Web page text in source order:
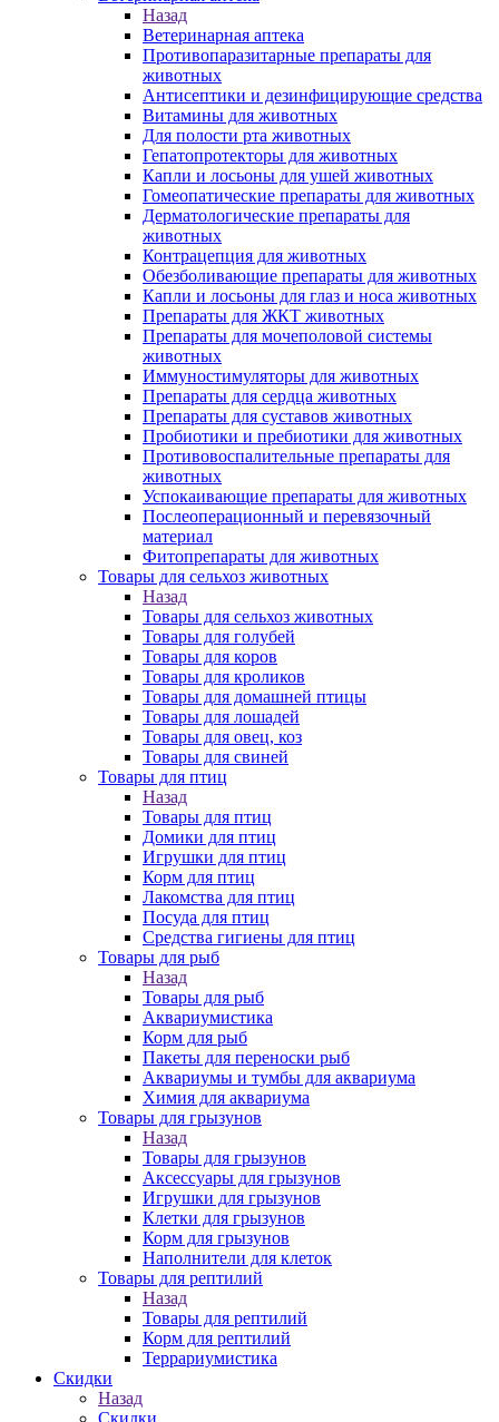
Назад
Ветеринарная аптека
Противопаразитарные препараты для
животных
Антисептики и дезинфицирующие средства
Витамины для животных
Для полости рта животных
Гепатопротекторы для животных
Капли и лосьоны для ушей животных
Гомеопатические препараты для животных
Дерматологические препараты для
животных
Контрацепция для животных
Обезболивающие препараты для животных
Капли и лосьоны для глаз и носа животных
Препараты для ЖКТ животных
Препараты для мочеполовой системы
животных
Иммуностимуляторы для животных
Препараты для сердца животных
Препараты для суставов животных
Пробиотики и пребиотики для животных
Противовоспалительные препараты для
животных
Успокаивающие препараты для животных
Послеоперационный и перевязочный
материал
Фитопрепараты для животных
Товары для сельхоз животных
Назад
Товары для сельхоз животных
Товары для голубей
Товары для коров
Товары для кроликов
Товары для домашней птицы
Товары для лошадей
Товары для овец, коз
Товары для свиней
Товары для птиц
Назад
Товары для птиц
Домики для птиц
Игрушки для птиц
Корм для птиц
Лакомства для птиц
Посуда для птиц
Средства гигиены для птиц
Товары для рыб
Назад
Товары для рыб
Аквариумистика
Корм для рыб
Пакеты для переноски рыб
Аквариумы и тумбы для аквариума
Химия для аквариума
Товары для грызунов
Назад
Товары для грызунов
Аксессуары для грызунов
Игрушки для грызунов
Клетки для грызунов
Корм для грызунов
Наполнители для клеток
Товары для рептилий
Назад
Товары для рептилий
Корм для рептилий
Террариумистика
Скидки
Назад
Скидки